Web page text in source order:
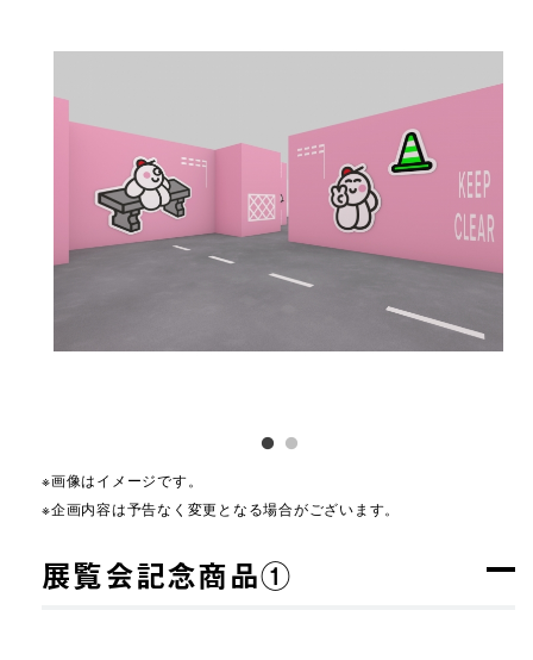
※画像はイメージです。
※企画内容は予告なく変更となる場合がございます。
展覧会記念商品①